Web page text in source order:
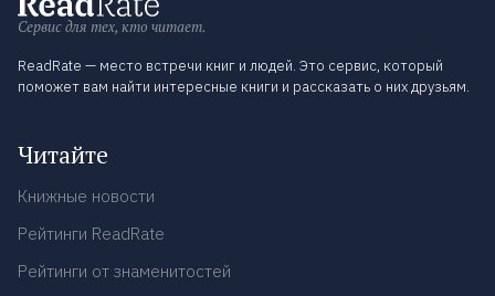
Сервис для тех, кто читает.
ReadRate — место встречи книг и людей. Это сервис, который
поможет вам найти интересные книги и рассказать о них друзьям.
Читайте
Книжные новости
Рейтинги ReadRate
Рейтинги от знаменитостей